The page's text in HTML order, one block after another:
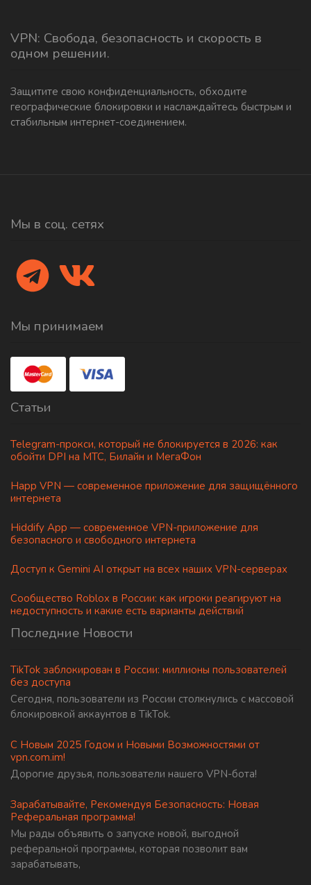
VPN: Свобода, безопасность и скорость в
одном решении.
Защитите свою конфиденциальность, обходите
географические блокировки и наслаждайтесь быстрым и
стабильным интернет-соединением.
Мы в соц. сетях
Мы принимаем
Статьи
Telegram-прокси, который не блокируется в 2026: как
обойти DPI на МТС, Билайн и МегаФон
Happ VPN — современное приложение для защищённого
интернета
Hiddify App — современное VPN-приложение для
безопасного и свободного интернета
Доступ к Gemini AI открыт на всех наших VPN-серверах
Сообщество Roblox в России: как игроки реагируют на
недоступность и какие есть варианты действий
Последние Новости
TikTok заблокирован в России: миллионы пользователей
без доступа
Сегодня, пользователи из России столкнулись с массовой
блокировкой аккаунтов в TikTok.
С Новым 2025 Годом и Новыми Возможностями от
vpn.com.im!
Дорогие друзья, пользователи нашего VPN-бота!
Зарабатывайте, Рекомендуя Безопасность: Новая
Реферальная программа!
Мы рады объявить о запуске новой, выгодной
реферальной программы, которая позволит вам
зарабатывать,